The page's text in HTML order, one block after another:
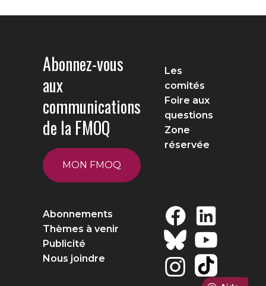
Abonnez-vous
aux
communications
de la FMOQ
MON FMOQ
Les
comités
Foire aux
questions
Zone
réservée
Abonnements
Thèmes à venir
Publicité
Nous joindre